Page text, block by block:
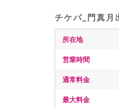
チケパ_門真月
所在地
営業時間
通常料金
最大料金